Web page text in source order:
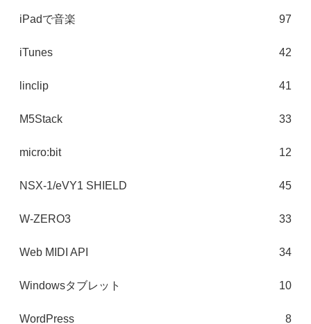
iPadで音楽 97
iTunes 42
linclip 41
M5Stack 33
micro:bit 12
NSX-1/eVY1 SHIELD 45
W-ZERO3 33
Web MIDI API 34
Windowsタブレット 10
WordPress 8